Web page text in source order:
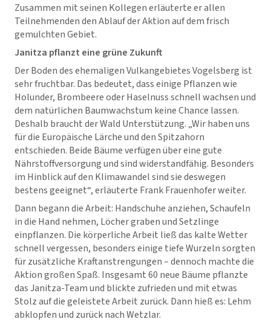
Zusammen mit seinen Kollegen erläuterte er allen
Teilnehmenden den Ablauf der Aktion auf dem frisch
gemulchten Gebiet.
Janitza pflanzt eine grüne Zukunft
Der Boden des ehemaligen Vulkangebietes Vogelsberg ist
sehr fruchtbar. Das bedeutet, dass einige Pflanzen wie
Holunder, Brombeere oder Haselnuss schnell wachsen und
dem natürlichen Baumwachstum keine Chance lassen.
Deshalb braucht der Wald Unterstützung. „Wir haben uns
für die Europäische Lärche und den Spitzahorn
entschieden. Beide Bäume verfügen über eine gute
Nährstoffversorgung und sind widerstandfähig. Besonders
im Hinblick auf den Klimawandel sind sie deswegen
bestens geeignet“, erläuterte Frank Frauenhofer weiter.
Dann begann die Arbeit: Handschuhe anziehen, Schaufeln
in die Hand nehmen, Löcher graben und Setzlinge
einpflanzen. Die körperliche Arbeit ließ das kalte Wetter
schnell vergessen, besonders einige tiefe Wurzeln sorgten
für zusätzliche Kraftanstrengungen – dennoch machte die
Aktion großen Spaß. Insgesamt 60 neue Bäume pflanzte
das Janitza-Team und blickte zufrieden und mit etwas
Stolz auf die geleistete Arbeit zurück. Dann hieß es: Lehm
abklopfen und zurück nach Wetzlar.